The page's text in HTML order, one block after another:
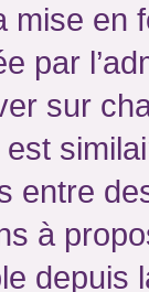
en
par
sur
entre
à
depuis